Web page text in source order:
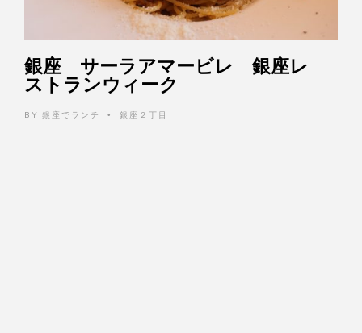
銀座 サーラアマービレ 銀座レ
ストランウィーク
BY 銀座でランチ • 銀座２丁目